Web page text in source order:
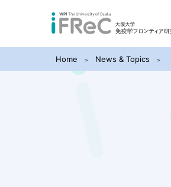
Home News & Topics